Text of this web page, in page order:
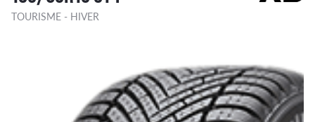
TOURISME - HIVER